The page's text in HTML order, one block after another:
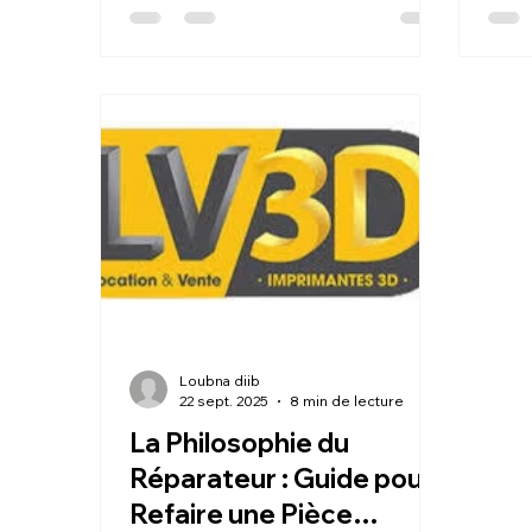
cadeaux personnalisés. L'essentiel
prise en main rapide et le début
d'une nouvelle passion.
La Philosophie du
Réparateur : Guide pour
Refaire une Pièce
Loubna diib
22 sept. 2025
8 min de lecture